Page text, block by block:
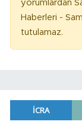
yorumlardan
Haberleri -
tutulamaz.